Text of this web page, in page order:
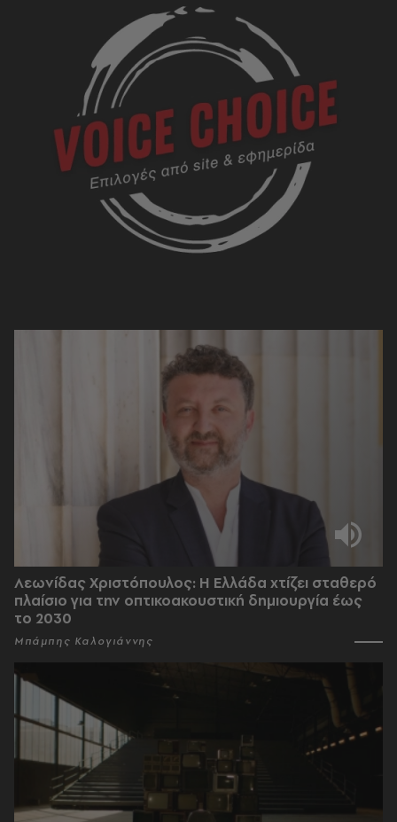
Λεωνίδας Χριστόπουλος: Η Ελλάδα χτίζει σταθερό
πλαίσιο για την οπτικοακουστική δημιουργία έως
το 2030
Μπάμπης Καλογιάννης